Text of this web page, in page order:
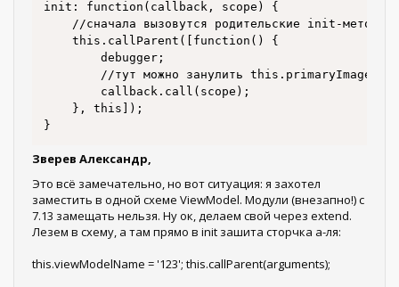
init: function(callback, scope) {
}
Зверев Александр,
Это всё замечательно, но вот ситуация: я захотел
заместить в одной схеме ViewModel. Модули (внезапно!) с
7.13 замещать нельзя. Ну ок, делаем свой через extend.
Лезем в схему, а там прямо в init зашита сторчка а-ля:
this.viewModelName = '123'; this.callParent(arguments);